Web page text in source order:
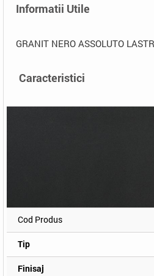
Informatii Utile
GRANIT NERO ASSOLUTO
Caracteristici
Cod Produs
Tip
Finisaj